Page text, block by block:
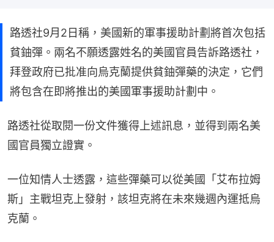
路透社9月2日稱，美國新的軍事援助計劃將首次包括
貧鈾彈。兩名不願透露姓名的美國官員告訴路透社，
拜登政府已批准向烏克蘭提供貧鈾彈藥的決定，它們
將包含在即將推出的美國軍事援助計劃中。
路透社從取閱一份文件獲得上述訊息，並得到兩名美
國官員獨立證實。
一位知情人士透露，這些彈藥可以從美國「艾布拉姆
斯」主戰坦克上發射，該坦克將在未來幾週內運抵烏
克蘭。